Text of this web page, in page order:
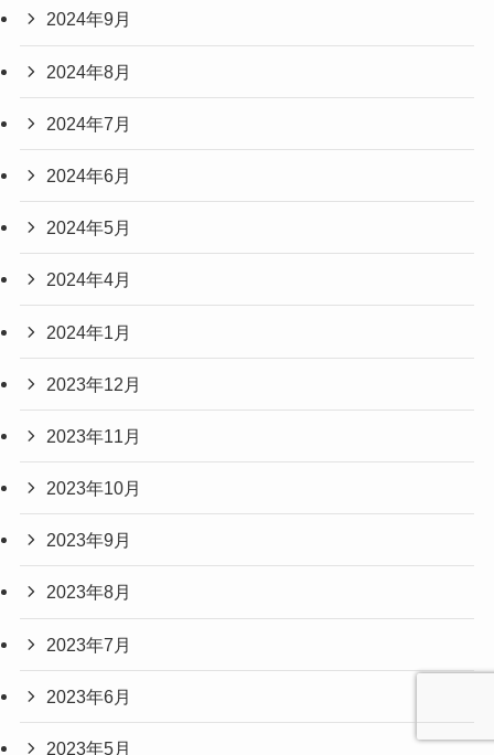
2024年9月
2024年8月
2024年7月
2024年6月
2024年5月
2024年4月
2024年1月
2023年12月
2023年11月
2023年10月
2023年9月
2023年8月
2023年7月
2023年6月
2023年5月